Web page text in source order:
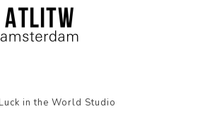
in the World Studio